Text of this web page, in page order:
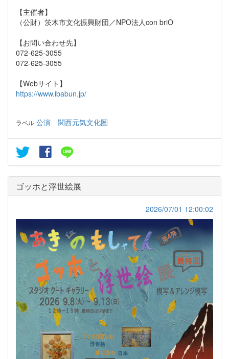
【主催者】
（公財）茨木市文化振興財団／NPO法人con briO
【お問い合わせ先】
072-625-3055
072-625-3055
【Webサイト】
https://www.ibabun.jp/
ラベル 公演 関西元気文化圏
ゴッホと浮世絵展
2026/07/01 12:00:02